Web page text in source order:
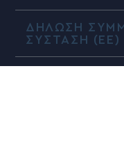
ΔΗΛΩΣΗ
ΣΥΣΤΑΣΗ (ΕΕ)